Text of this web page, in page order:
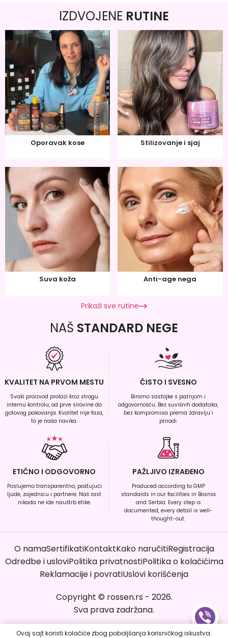
IZDVOJENE RUTINE
Oporavak kose Stilizovanje i sjaj
Suva koža Anti-age nega
Prikaži sve rutine
NAŠ STANDARD NEGE
KVALITET NA PRVOM MESTU
Svaki proizvod prolazi kroz strogu
internu kontrolu, od prve sirovine do
gotovog pakovanja. Kvalitet nije faza,
to je naša navika.
ČISTO I SVESNO
Biramo sastojke s pažnjom i
odgovornošću. Bez suvišnih dodataka,
bez kompromisa prema zdravlju i
prirodi.
ETIČNO I ODGOVORNO
Poslujemo transparentno, poštujući
ljude, zajednicu i partnere. Naš rast
nikada ne ide nauštrb etike.
PAŽLJIVO IZRAĐENO
Produced according to GMP
standards in our facilities in Bosnia
and Serbia. Every step is
documented, every detail is well-
thought-out.
O namaSertifikatiKontaktKako naručitiRegistracija
Odredbe i usloviPolitika privatnostiPolitika o kolačićima
Reklamacije i povratiUslovi korišćenja
Copyright © rossen.rs - 2026.
Sva prava zadržana.
Ovaj sajt koristi kolačiće zbog poboljšanja korisničkog iskustva.